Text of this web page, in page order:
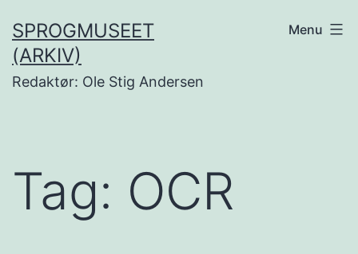
til
indhold
SPROGMUSEET
(ARKIV)
Redaktør: Ole Stig Andersen
Menu
Tag: OCR